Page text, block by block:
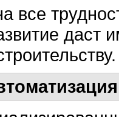
все
даст